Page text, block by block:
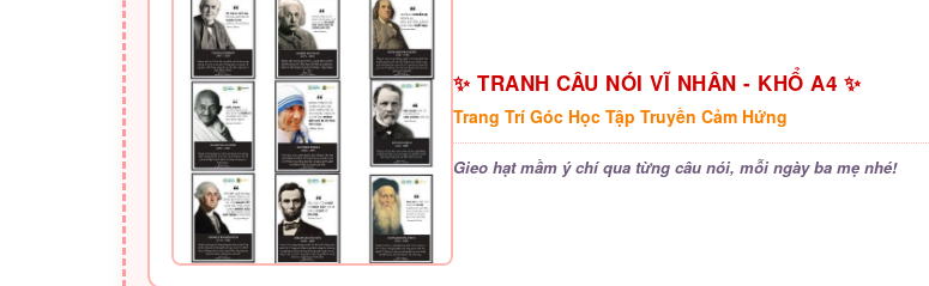
✨ TRANH CÂU NÓI VĨ NHÂN - KHỔ A4 ✨
Trang Trí Góc Học Tập Truyền Cảm Hứng
Gieo hạt mầm ý chí qua từng câu nói, mỗi ngày ba mẹ nhé!